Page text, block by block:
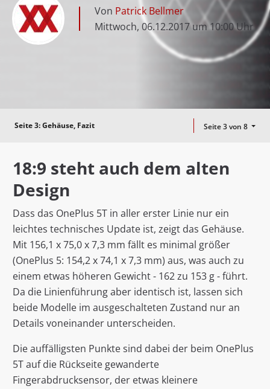
Von Patrick Bellmer
Mittwoch, 06.12.2017 um 10:00 Uhr
Seite 3:Gehäuse, Fazit Seite 3 von 8
18:9 steht auch dem alten
Design
Dass das OnePlus 5T in aller erster Linie nur ein
leichtes technisches Update ist, zeigt das Gehäuse.
Mit 156,1 x 75,0 x 7,3 mm fällt es minimal größer
(OnePlus 5: 154,2 x 74,1 x 7,3 mm) aus, was auch zu
einem etwas höheren Gewicht - 162 zu 153 g - führt.
Da die Linienführung aber identisch ist, lassen sich
beide Modelle im ausgeschalteten Zustand nur an
Details voneinander unterscheiden.
Die auffälligsten Punkte sind dabei der beim OnePlus
5T auf die Rückseite gewanderte
Fingerabdrucksensor, der etwas kleinere